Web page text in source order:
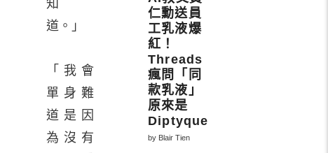
知
道。」
「我會
單身難
道是因
為沒有
仁勳送員
工乳液爆
紅！
Threads
瘋問「同
款乳液」
原來是
Diptyque
by Blair Tien